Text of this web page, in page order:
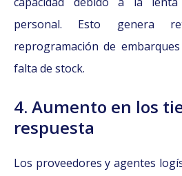
personal. Esto genera
reprogramación de
falta de stock.
4. Aumento en los
respuesta
Los proveedores y agentes